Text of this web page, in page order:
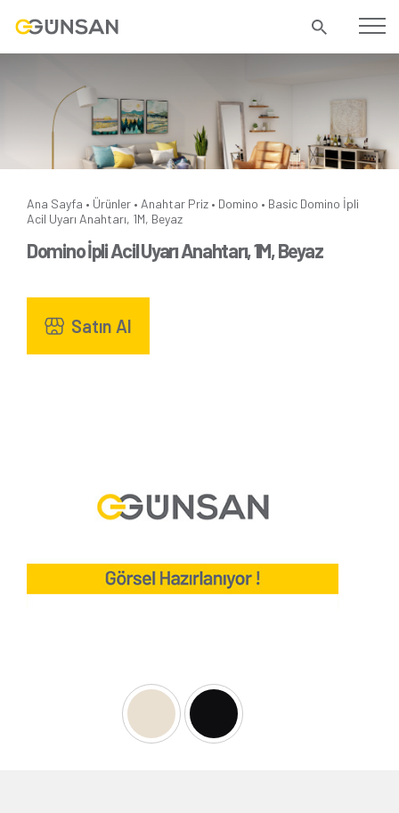
Ana Sayfa • Ürünler • Anahtar Priz • Domino • Basic Domino İpli
Acil Uyarı Anahtarı, 1M, Beyaz
Domino İpli Acil Uyarı Anahtarı, 1M, Beyaz
Satın Al